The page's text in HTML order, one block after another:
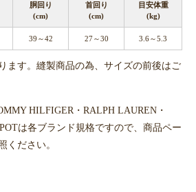
胴回り
(cm)
首回り
(cm)
目安体重
(kg)
39～42 27～30 3.6～5.3
ます。縫製商品の為、サイズの前後はご
HILFIGER・RALPH LAUREN・
は各ブランド規格ですので、商品ペー
ください。